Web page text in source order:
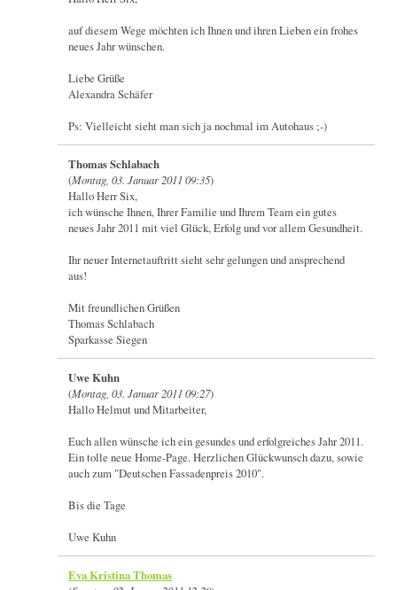
auf diesem Wege möchten ich Ihnen und ihren Lieben ein frohes
neues Jahr wünschen.
Liebe Grüße
Alexandra Schäfer
Ps: Vielleicht sieht man sich ja nochmal im Autohaus ;-)
Thomas Schlabach
(Montag, 03. Januar 2011 09:35)
Hallo Herr Six,
ich wünsche Ihnen, Ihrer Familie und Ihrem Team ein gutes
neues Jahr 2011 mit viel Glück, Erfolg und vor allem Gesundheit.
Ihr neuer Internetauftritt sieht sehr gelungen und ansprechend
aus!
Mit freundlichen Grüßen
Thomas Schlabach
Sparkasse Siegen
Uwe Kuhn
(Montag, 03. Januar 2011 09:27)
Hallo Helmut und Mitarbeiter,
Euch allen wünsche ich ein gesundes und erfolgreiches Jahr 2011.
Ein tolle neue Home-Page. Herzlichen Glückwunsch dazu, sowie
auch zum "Deutschen Fassadenpreis 2010".
Bis die Tage
Uwe Kuhn
Eva Kristina Thomas